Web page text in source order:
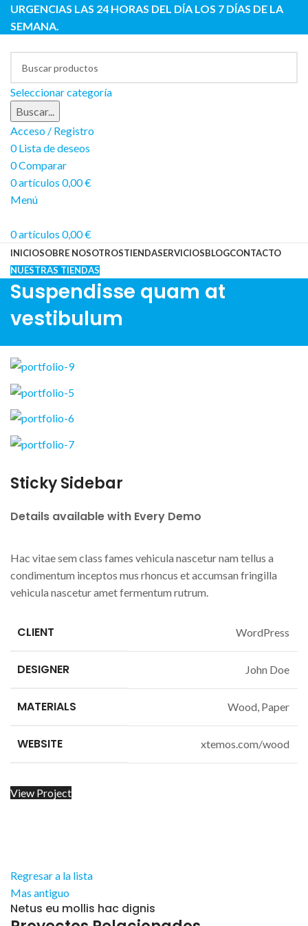
URGENCIAS LAS 24 HORAS DEL DÍA LOS 7 DÍAS DE LA
SEMANA.
Seleccionar categoría
Buscar...
Acceso / Registro
0Lista de deseos
0Comparar
0artículos 0,00€
Menú
0artículos 0,00€
INICIOSOBRE NOSOTROSTIENDASERVICIOSBLOGCONTACTO
NUESTRAS TIENDAS
Suspendisse quam at
vestibulum
Sticky Sidebar
Details available with Every Demo
Hac vitae sem class fames vehicula nascetur nam tellus a
condimentum inceptos mus rhoncus et accumsan fringilla
vehicula nascetur amet fermentum rutrum.
CLIENT WordPress
DESIGNER John Doe
MATERIALS Wood, Paper
WEBSITE xtemos.com/wood
View Project
Regresar a la lista
Mas antiguo
Netus eu mollis hac dignis